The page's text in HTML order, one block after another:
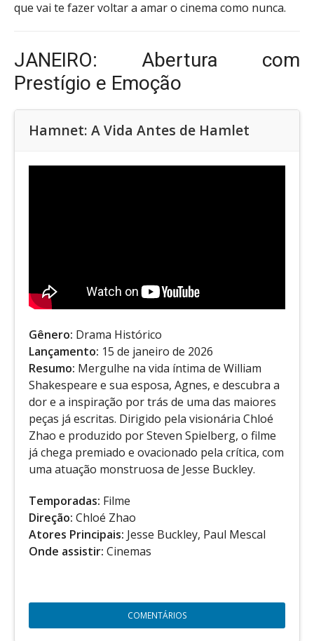
que vai te fazer voltar a amar o cinema como nunca.
JANEIRO: Abertura com
Prestígio e Emoção
Hamnet: A Vida Antes de Hamlet
Gênero: Drama Histórico
Lançamento: 15 de janeiro de 2026
Resumo: Mergulhe na vida íntima de William
Shakespeare e sua esposa, Agnes, e descubra a
dor e a inspiração por trás de uma das maiores
peças já escritas. Dirigido pela visionária Chloé
Zhao e produzido por Steven Spielberg, o filme
já chega premiado e ovacionado pela crítica, com
uma atuação monstruosa de Jesse Buckley.
Temporadas: Filme
Direção: Chloé Zhao
Atores Principais: Jesse Buckley, Paul Mescal
Onde assistir: Cinemas
COMENTÁRIOS